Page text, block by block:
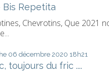
Bis Repetita
Chevrotins, Que 2021
06 décembre 2020 18h21
toujours du fric ....